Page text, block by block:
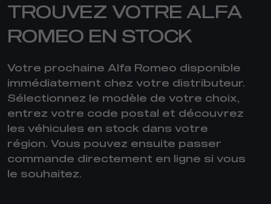
TROUVEZ VOTRE ALFA
ROMEO EN STOCK
Votre prochaine Alfa Romeo disponible
immédiatement chez votre distributeur.
Sélectionnez le modèle de votre choix,
entrez votre code postal et découvrez
les véhicules en stock dans votre
région. Vous pouvez ensuite passer
commande directement en ligne si vous
le souhaitez.